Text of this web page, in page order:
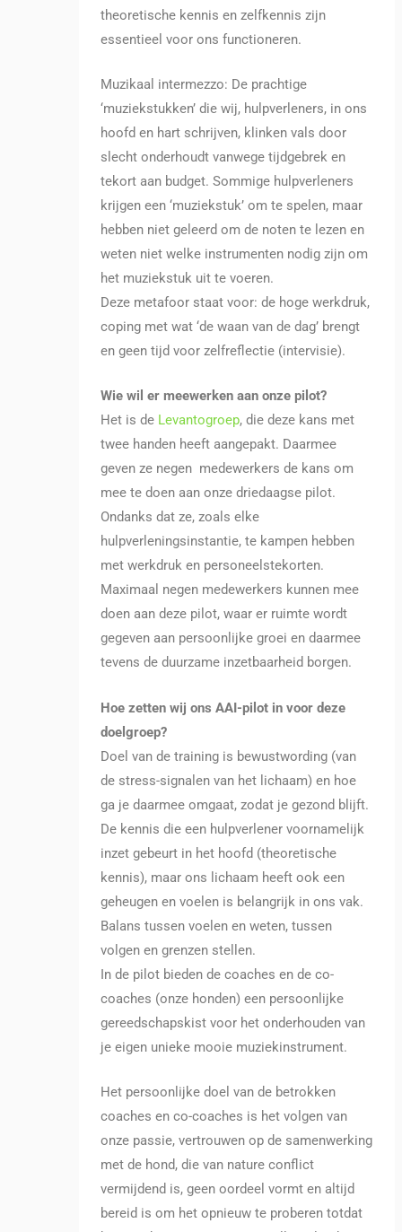
theoretische kennis en zelfkennis zijn
essentieel voor ons functioneren.
Muzikaal intermezzo: De prachtige
‘muziekstukken’ die wij, hulpverleners, in ons
hoofd en hart schrijven, klinken vals door
slecht onderhoudt vanwege tijdgebrek en
tekort aan budget. Sommige hulpverleners
krijgen een ‘muziekstuk’ om te spelen, maar
hebben niet geleerd om de noten te lezen en
weten niet welke instrumenten nodig zijn om
het muziekstuk uit te voeren.
Deze metafoor staat voor: de hoge werkdruk,
coping met wat ‘de waan van de dag’ brengt
en geen tijd voor zelfreflectie (intervisie).
Wie wil er meewerken aan onze pilot?
Het is de Levantogroep, die deze kans met
twee handen heeft aangepakt. Daarmee
geven ze negen medewerkers de kans om
mee te doen aan onze driedaagse pilot.
Ondanks dat ze, zoals elke
hulpverleningsinstantie, te kampen hebben
met werkdruk en personeelstekorten.
Maximaal negen medewerkers kunnen mee
doen aan deze pilot, waar er ruimte wordt
gegeven aan persoonlijke groei en daarmee
tevens de duurzame inzetbaarheid borgen.
Hoe zetten wij ons AAI-pilot in voor deze
doelgroep?
Doel van de training is bewustwording (van
de stress-signalen van het lichaam) en hoe
ga je daarmee omgaat, zodat je gezond blijft.
De kennis die een hulpverlener voornamelijk
inzet gebeurt in het hoofd (theoretische
kennis), maar ons lichaam heeft ook een
geheugen en voelen is belangrijk in ons vak.
Balans tussen voelen en weten, tussen
volgen en grenzen stellen.
In de pilot bieden de coaches en de co-
coaches (onze honden) een persoonlijke
gereedschapskist voor het onderhouden van
je eigen unieke mooie muziekinstrument.
Het persoonlijke doel van de betrokken
coaches en co-coaches is het volgen van
onze passie, vertrouwen op de samenwerking
met de hond, die van nature conflict
vermijdend is, geen oordeel vormt en altijd
bereid is om het opnieuw te proberen totdat